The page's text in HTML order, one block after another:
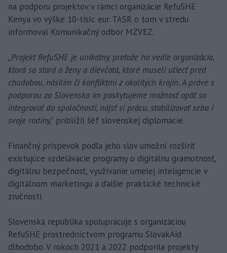
na podporu projektov v rámci organizácie RefuSHE
Kenya vo výške 10-tisíc eur. TASR o tom v stredu
informoval Komunikačný odbor MZVEZ.
„Projekt RefuSHE je unikátny, pretože ho vedie organizácia,
ktorá sa stará o ženy a dievčatá, ktoré museli utiecť pred
chudobou, násilím či konfliktmi z okolitých krajín. A práve s
podporou zo Slovenska im poskytujeme možnosť opäť sa
integrovať do spoločnosti, nájsť si prácu, stabilizovať seba i
svoje rodiny," priblížil šéf slovenskej diplomacie.
Finančný príspevok podľa jeho slov umožní rozšíriť
existujúce vzdelávacie programy o digitálnu gramotnosť,
digitálnu bezpečnosť, využívanie umelej inteligencie v
digitálnom marketingu a ďalšie praktické technické
zručnosti.
Slovenská republika spolupracuje s organizáciou
RefuSHE prostredníctvom programu SlovakAid
dlhodobo. V rokoch 2021 a 2022 podporila projekty